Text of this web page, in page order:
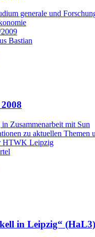
generale und
Bastian
Zusammenarbeit mit Sun
zu aktuellen Themen
HTWK Leipzig
in Leipzig“